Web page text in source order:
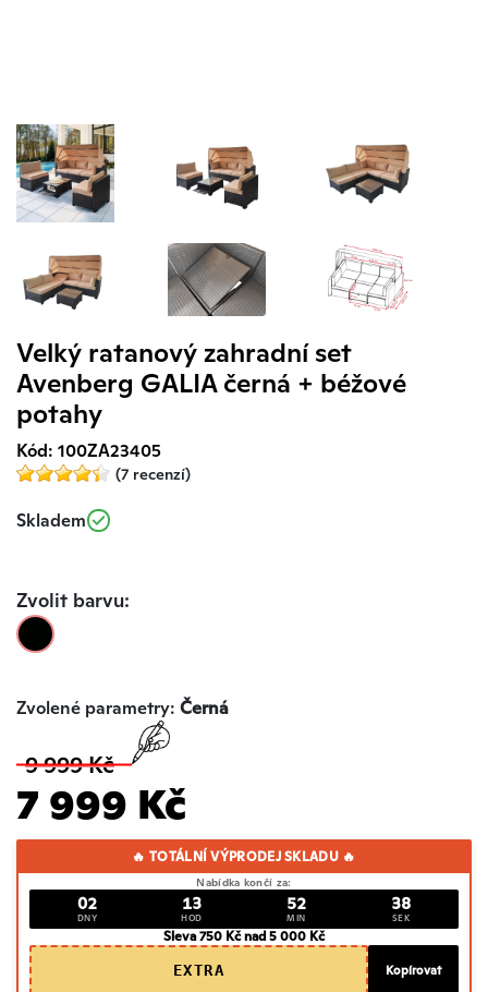
Velký ratanový zahradní set
Avenberg GALIA černá + béžové
potahy
Kód: 100ZA23405
(7 recenzí)
Skladem
Zvolit barvu:
Zvolené parametry: Černá
9 999 Kč
7 999 Kč
🔥 TOTÁLNÍ VÝPRODEJ SKLADU 🔥
Nabídka končí za:
02
DNY
13
HOD
52
MIN
37
SEK
Sleva 750 Kč nad 5 000 Kč
EXTRA
Kopírovat